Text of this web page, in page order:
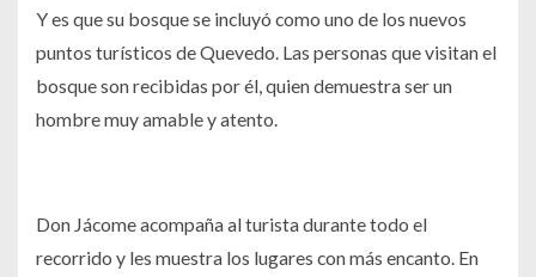
Y es que su bosque se incluyó como uno de los nuevos
puntos turísticos de Quevedo. Las personas que visitan el
bosque son recibidas por él, quien demuestra ser un
hombre muy amable y atento.
Don Jácome acompaña al turista durante todo el
recorrido y les muestra los lugares con más encanto. En